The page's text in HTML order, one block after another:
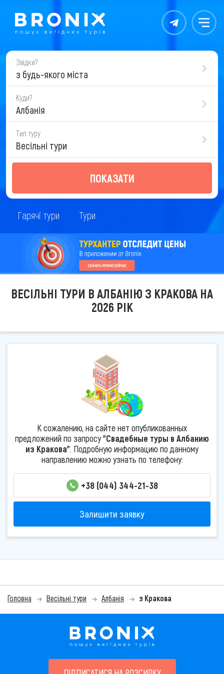
Контакты Меню
Звідки?
з будь-якого міста
Куди?
Албанія
Тип туру
Весільні тури
ПОКАЗАТИ
Гарячі тури Тури
ВЕСІЛЬНІ ТУРИ В АЛБАНІЮ З КРАКОВА НА
2026 РІК
К сожалению, на сайте нет опубликованных
предложений по запросу"Свадебные туры в Албанию
из Кракова". Подробную информацию по данному
направлению можно узнать по телефону:
+38 (044) 344-21-38
Залишити заявку
Головна Весільні тури Албанія з Кракова